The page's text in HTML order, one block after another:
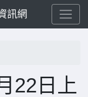
訊網
22日上